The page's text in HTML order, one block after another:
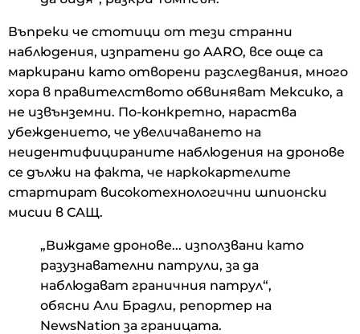
Въпреки че стотици от тези странни
наблюдения, изпратени до AARO, все още са
маркирани като отворени разследвания, много
хора в правителството обвиняват Мексико, а
не извънземни. По-конкретно, нараства
убеждението, че увеличаването на
неидентифицираните наблюдения на дронове
се дължи на факта, че наркокартелите
стартират високотехнологични шпионски
мисии в САЩ.
„Виждаме дронове... използвани като
разузнавателни патрули, за да
наблюдават граничния патрул“,
обясни Али Брадли, репортер на
NewsNation за границата.